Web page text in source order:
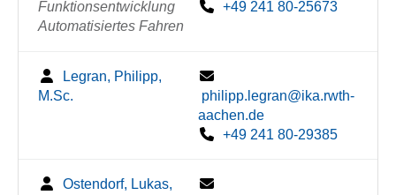
Funktionsentwicklung
Automatisiertes Fahren
+49 241 80-25673
Legran, Philipp,
M.Sc.
philipp.legran@ika.rwth-
aachen.de
+49 241 80-29385
Ostendorf, Lukas,